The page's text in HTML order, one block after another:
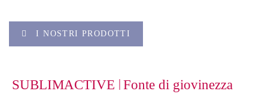
I NOSTRI PRODOTTI
SUBLIMACTIVE | Fonte di giovinezza